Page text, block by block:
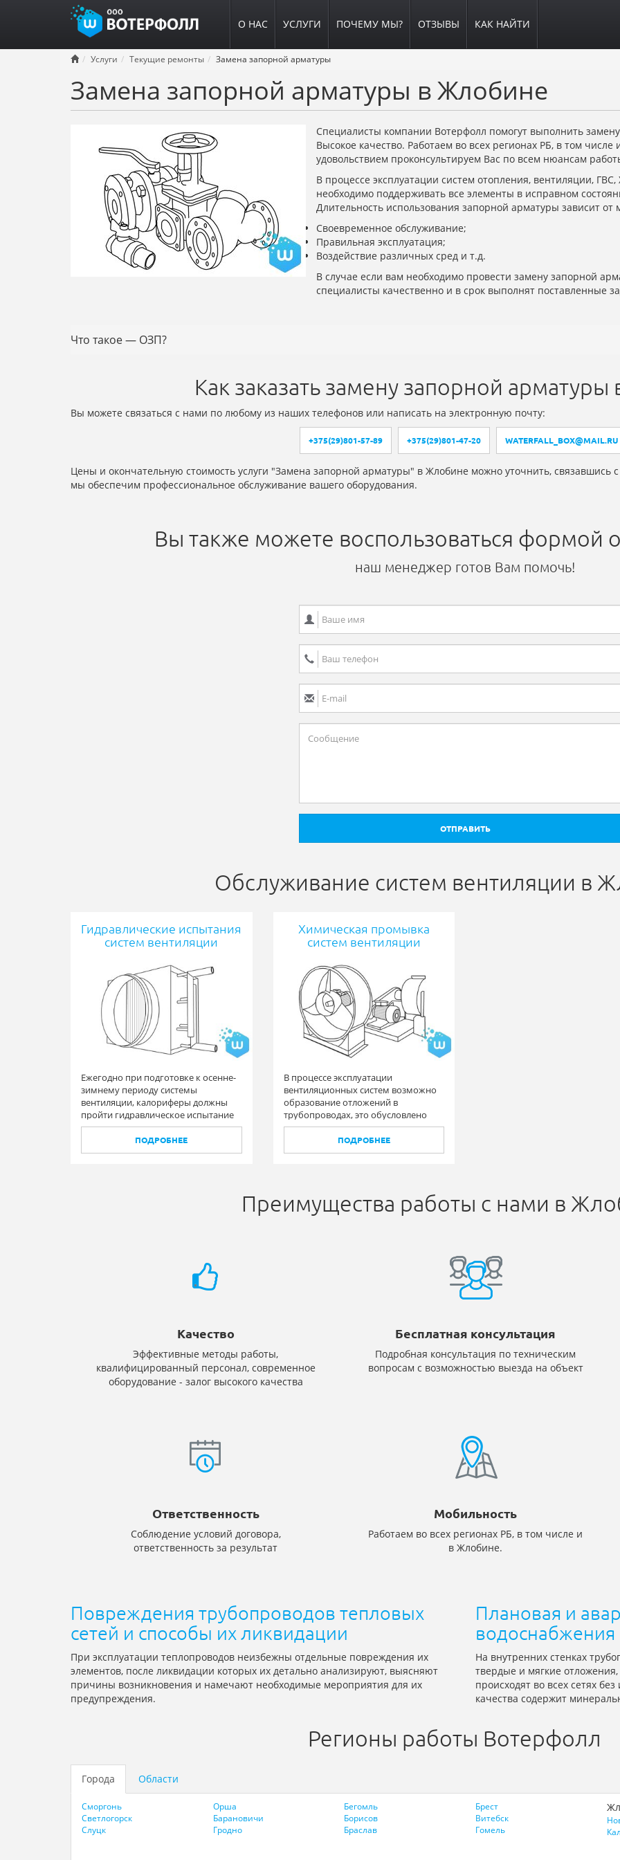
О НАС УСЛУГИ ПОЧЕМУ МЫ? ОТЗЫВЫ КАК НАЙТИ
Услуги Текущие ремонты Замена запорной арматуры
Замена запорной арматуры в Жлобине
Специалисты компании Вотерфолл помогут выполнить
Высокое качество. Работаем во всех регионах РБ, в том
удовольствием проконсультируем Вас по всем нюансам
В процессе эксплуатации систем отопления, вентиляции,
необходимо поддерживать все элементы в исправном
Длительность использования запорной арматуры зависит от
Своевременное обслуживание;
Правильная эксплуатация;
Воздействие различных сред и т.д.
В случае если вам необходимо провести замену запорной
специалисты качественно и в срок выполнят поставленные
Что такое — ОЗП?
Как заказать замену запорной
Вы можете связаться с нами по любому из наших телефонов или написать на электронную почту:
+375(29)801-57-89 +375(29)801-47-20 WATERFALL_BOX@MAIL.RU
Цены и окончательную стоимость услуги "Замена запорной арматуры" в Жлобине можно уточнить,
мы обеспечим профессиональное обслуживание вашего оборудования.
Вы также можете воспользоваться формой
наш менеджер готов Вам помочь!
ОТПРАВИТЬ
Обслуживание систем вентиляции в
Гидравлические испытания
систем вентиляции
Ежегодно при подготовке к осенне-
зимнему периоду системы
вентиляции, калориферы должны
пройти гидравлическое испытание
на повышенное давление.
ПОДРОБНЕЕ
Химическая промывка
систем вентиляции
В процессе эксплуатации
вентиляционных систем возможно
образование отложений в
трубопроводах, это обусловлено
содержанием примесей в воде,
используемой в качестве
теплоносителя, т.к.
ПОДРОБНЕЕ
Преимущества работы с нами в
Качество
Эффективные методы работы,
квалифицированный персонал, современное
оборудование - залог высокого качества
Бесплатная консультация
Подробная консультация по техническим
вопросам с возможностью выезда на объект
Ответственность
Соблюдение условий договора,
ответственность за результат
Мобильность
Работаем во всех регионах РБ, в том числе и
в Жлобине.
Повреждения трубопроводов тепловых
сетей и способы их ликвидации
При эксплуатации теплопроводов неизбежны отдельные повреждения их
элементов, после ликвидации которых их детально анализируют, выясняют
причины возникновения и намечают необходимые мероприятия для их
предупреждения.
Плановая и
водоснабжения
На внутренних стенках
твердые и мягкие
происходят во всех сетях
качества содержит
Регионы работы Вотерфолл
Города Области
Сморгонь
Светлогорск
Слуцк
Орша
Барановичи
Гродно
Бегомль
Борисов
Браслав
Брест
Витебск
Гомель